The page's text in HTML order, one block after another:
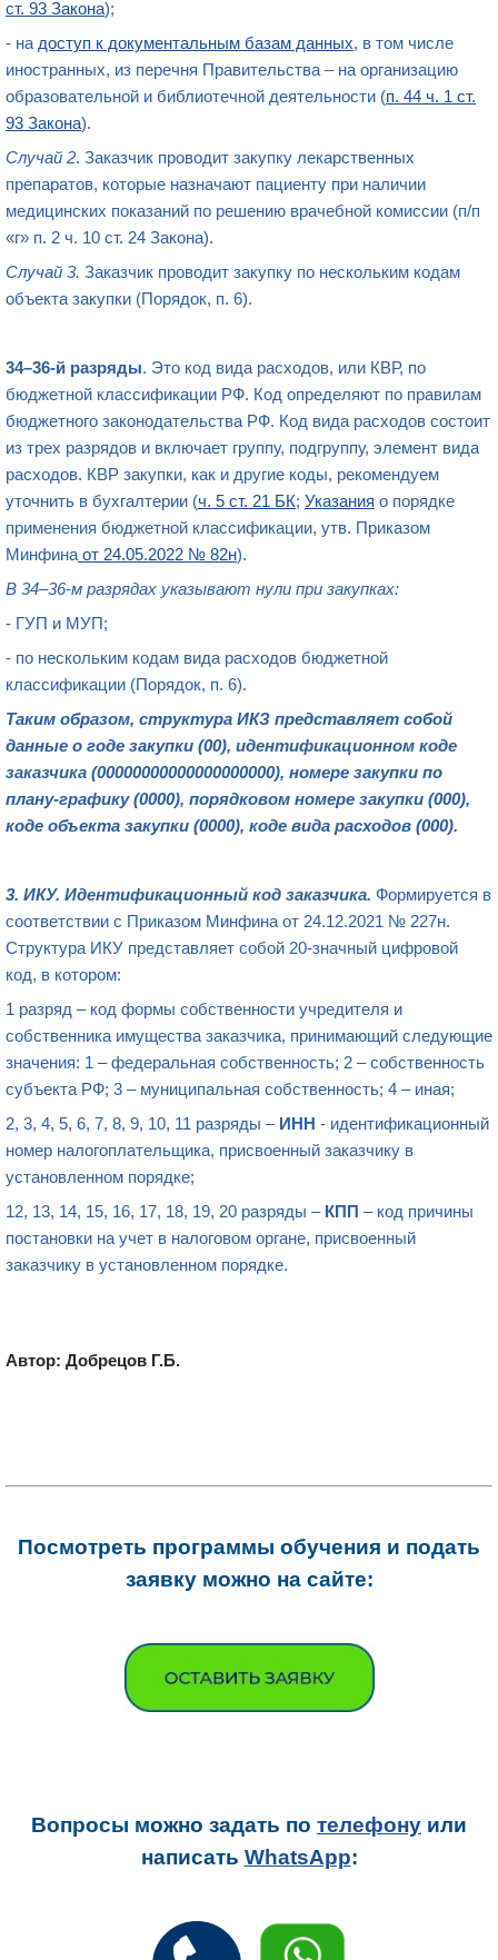
ст. 93 Закона);
- на доступ к документальным базам данных, в том числе
иностранных, из перечня Правительства – на организацию
образовательной и библиотечной деятельности (п. 44 ч. 1 ст.
93 Закона).
Случай 2. Заказчик проводит закупку лекарственных
препаратов, которые назначают пациенту при наличии
медицинских показаний по решению врачебной комиссии (п/п
«г» п. 2 ч. 10 ст. 24 Закона).
Случай 3. Заказчик проводит закупку по нескольким кодам
объекта закупки (Порядок, п. 6).
34–36-й разряды. Это код вида расходов, или КВР, по
бюджетной классификации РФ. Код определяют по правилам
бюджетного законодательства РФ. Код вида расходов состоит
из трех разрядов и включает группу, подгруппу, элемент вида
расходов. КВР закупки, как и другие коды, рекомендуем
уточнить в бухгалтерии (ч. 5 ст. 21 БК; Указания о порядке
применения бюджетной классификации, утв. Приказом
Минфина от 24.05.2022 № 82н).
В 34–36-м разрядах указывают нули при закупках:
- ГУП и МУП;
- по нескольким кодам вида расходов бюджетной
классификации (Порядок, п. 6).
Таким образом, структура ИКЗ представляет собой
данные о годе закупки (00), идентификационном коде
заказчика (00000000000000000000), номере закупки по
плану-графику (0000), порядковом номере закупки (000),
коде объекта закупки (0000), коде вида расходов (000).
3. ИКУ. Идентификационный код заказчика. Формируется в
соответствии с Приказом Минфина от 24.12.2021 № 227н.
Структура ИКУ представляет собой 20-значный цифровой
код, в котором:
1 разряд – код формы собственности учредителя и
собственника имущества заказчика, принимающий следующие
значения: 1 – федеральная собственность; 2 – собственность
субъекта РФ; 3 – муниципальная собственность; 4 – иная;
2, 3, 4, 5, 6, 7, 8, 9, 10, 11 разряды – ИНН - идентификационный
номер налогоплательщика, присвоенный заказчику в
установленном порядке;
12, 13, 14, 15, 16, 17, 18, 19, 20 разряды – КПП – код причины
постановки на учет в налоговом органе, присвоенный
заказчику в установленном порядке.
Автор: Добрецов Г.Б.
Посмотреть программы обучения и подать
заявку можно на сайте:
Вопросы можно задать по телефону или
написать WhatsApp: